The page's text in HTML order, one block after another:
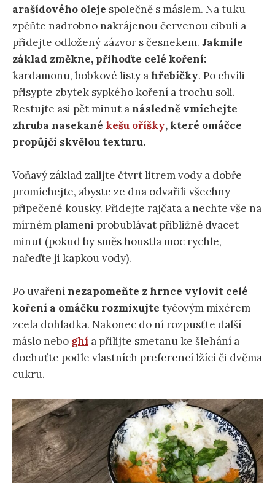
arašídového oleje společně s máslem. Na tuku
zpěňte nadrobno nakrájenou červenou cibuli a
přidejte odložený zázvor s česnekem. Jakmile
základ změkne, přihoďte celé koření:
kardamonu, bobkové listy a hřebíčky. Po chvíli
přisypte zbytek sypkého koření a trochu soli.
Restujte asi pět minut anásledně vmíchejte
zhruba nasekané kešu oříšky, které omáčce
propůjčí skvělou texturu.
Voňavý základ zalijte čtvrt litrem vody a dobře
promíchejte, abyste ze dna odvařili všechny
připečené kousky. Přidejte rajčata a nechte vše na
mírném plameni probublávat přibližně dvacet
minut (pokud by směs houstla moc rychle,
nařeďte ji kapkou vody).
Po uvařenínezapomeňte z hrnce vylovit celé
koření a omáčku rozmixujte tyčovým mixérem
zcela dohladka. Nakonec do ní rozpusťte další
máslo nebo ghí a přilijte smetanu ke šlehání a
dochuťte podle vlastních preferencí lžící či dvěma
cukru.